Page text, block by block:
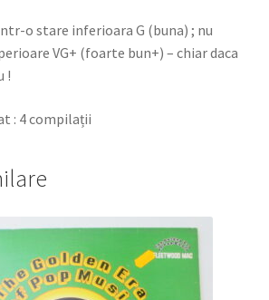
o stare inferioara G (buna) ; nu
VG+ (foarte bun+) – chiar daca
!
: 4 compilații